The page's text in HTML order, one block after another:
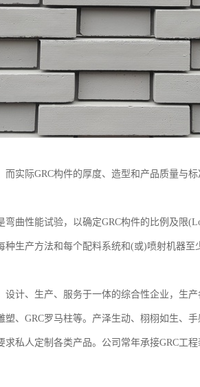
实际GRC构件的厚度、造型和产品质量与
性能试验，以确定GRC构件的比例及限
生产方法和每个配料系统和(或)喷射机器至
计、生产、服务于一体的综合性企业，生
塑、GRC罗马柱等。产泽生动、栩栩如生、
私人定制各类产品。公司常年承接GRC工